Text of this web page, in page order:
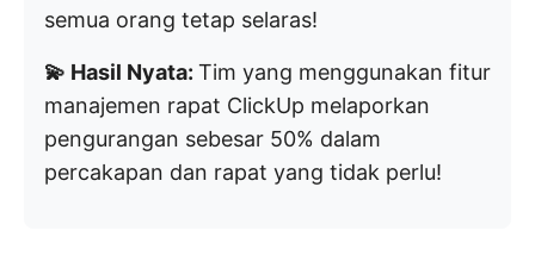
semua orang tetap selaras!
💫 Hasil Nyata: Tim yang menggunakan fitur
manajemen rapat ClickUp melaporkan
pengurangan sebesar 50% dalam
percakapan dan rapat yang tidak perlu!